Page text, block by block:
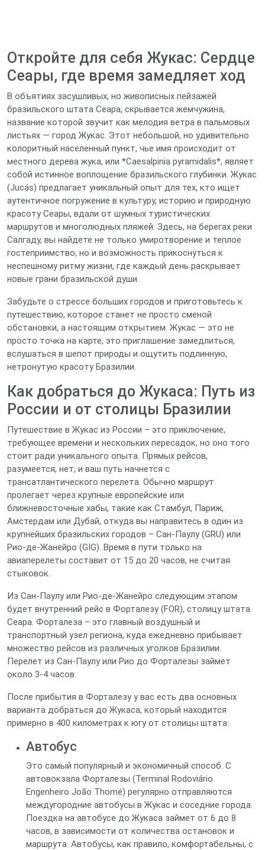
Откройте для себя Жукас: Сердце
Сеары, где время замедляет ход
В объятиях засушливых, но живописных пейзажей
бразильского штата Сеара, скрывается жемчужина,
название которой звучит как мелодия ветра в пальмовых
листьях — город Жукас. Этот небольшой, но удивительно
колоритный населенный пункт, чье имя происходит от
местного дерева жука, или *Caesalpinia pyramidalis*, являет
собой истинное воплощение бразильского глубинки. Жукас
(Jucás) предлагает уникальный опыт для тех, кто ищет
аутентичное погружение в культуру, историю и природную
красоту Сеары, вдали от шумных туристических
маршрутов и многолюдных пляжей. Здесь, на берегах реки
Салгаду, вы найдете не только умиротворение и теплое
гостеприимство, но и возможность прикоснуться к
неспешному ритму жизни, где каждый день раскрывает
новые грани бразильской души.
Забудьте о стрессе больших городов и приготовьтесь к
путешествию, которое станет не просто сменой
обстановки, а настоящим открытием. Жукас — это не
просто точка на карте, это приглашение замедлиться,
вслушаться в шепот природы и ощутить подлинную,
нетронутую красоту Бразилии.
Как добраться до Жукаса: Путь из
России и от столицы Бразилии
Путешествие в Жукас из России – это приключение,
требующее времени и нескольких пересадок, но оно того
стоит ради уникального опыта. Прямых рейсов,
разумеется, нет, и ваш путь начнется с
трансатлантического перелета. Обычно маршрут
пролегает через крупные европейские или
ближневосточные хабы, такие как Стамбул, Париж,
Амстердам или Дубай, откуда вы направитесь в один из
крупнейших бразильских городов – Сан-Паулу (GRU) или
Рио-де-Жанейро (GIG). Время в пути только на
авиаперелеты составит от 15 до 20 часов, не считая
стыковок.
Из Сан-Паулу или Рио-де-Жанейро следующим этапом
будет внутренний рейс в Форталезу (FOR), столицу штата
Сеара. Форталеза – это главный воздушный и
транспортный узел региона, куда ежедневно прибывает
множество рейсов из различных уголков Бразилии.
Перелет из Сан-Паулу или Рио до Форталезы займет
около 3-4 часов.
После прибытия в Форталезу у вас есть два основных
варианта добраться до Жукаса, который находится
примерно в 400 километрах к югу от столицы штата:
Автобус
Это самый популярный и экономичный способ. С
автовокзала Форталезы (Terminal Rodoviário
Engenheiro João Thomé) регулярно отправляются
междугородние автобусы в Жукас и соседние города.
Поездка на автобусе до Жукаса займет от 6 до 8
часов, в зависимости от количества остановок и
маршрута. Автобусы, как правило, комфортабельны, с